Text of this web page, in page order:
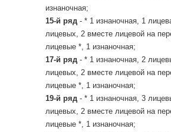
изнаночная;
15-й ряд - * 1 изнаночная, 1
лицевых, 2 вместе лицевой на
лицевые *, 1 изнаночная;
17-й ряд - * 1 изнаночная, 2
лицевых, 2 вместе лицевой на
лицевые *, 1 изнаночная;
19-й ряд - * 1 изнаночная, 3
лицевых, 2 вместе лицевой на
лицевые *, 1 изнаночная;